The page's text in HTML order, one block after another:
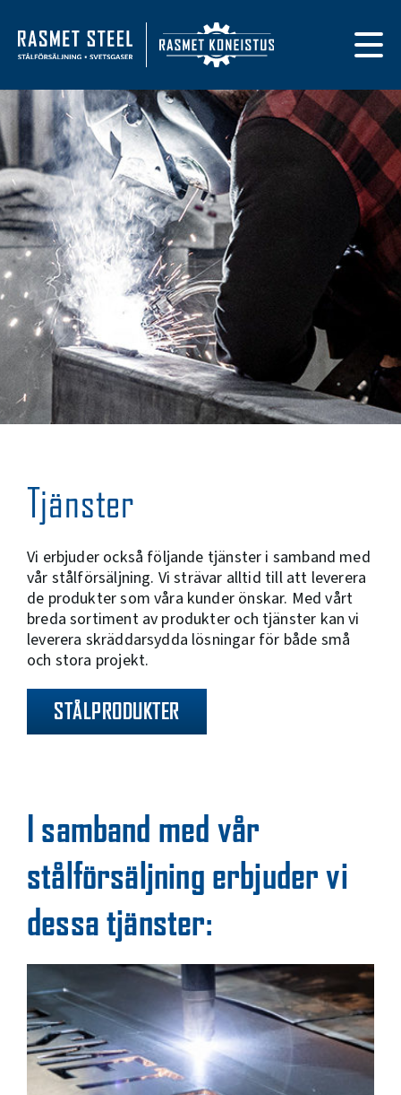
Till framsidan Primary
Tjänster
Vi erbjuder också följande tjänster i samband med
vår stålförsäljning. Vi strävar alltid till att leverera
de produkter som våra kunder önskar. Med vårt
breda sortiment av produkter och tjänster kan vi
leverera skräddarsydda lösningar för både små
och stora projekt.
STÅLPRODUKTER
I samband med vår
stålförsäljning erbjuder vi
dessa tjänster: